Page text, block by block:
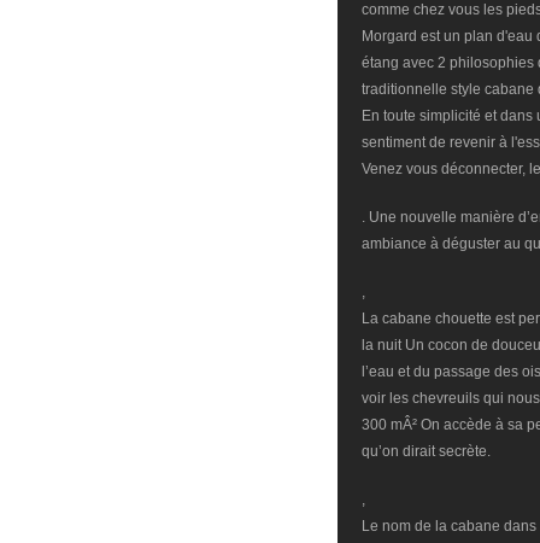
comme chez vous les
Morgard est un plan d'eau
étang avec 2 philosophies
traditionnelle style
En toute simplicité et
sentiment de revenir à
Venez vous déconnecter,
. Une nouvelle manière
ambiance à déguster au
,
La cabane chouette est
la nuit Un cocon de
l’eau et du passage des
voir les chevreuils qui
300 mÂ² On accède à sa
qu’on dirait secrète.
,
Le nom de la cabane